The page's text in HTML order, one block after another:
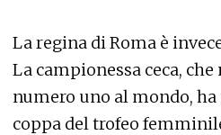
La regina di Roma è
La campionessa ceca, che
numero uno al mondo, ha
coppa del trofeo